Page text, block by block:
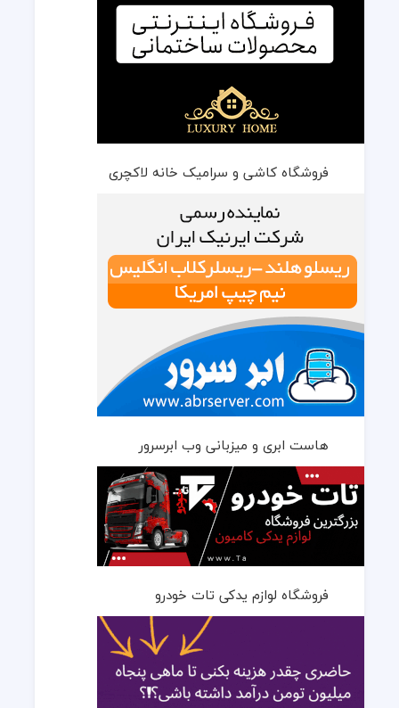
فروشگاه کاشی و سرامیک خانه لاکچری
هاست ابری و میزبانی وب ابرسرور
فروشگاه لوازم یدکی تات خودرو